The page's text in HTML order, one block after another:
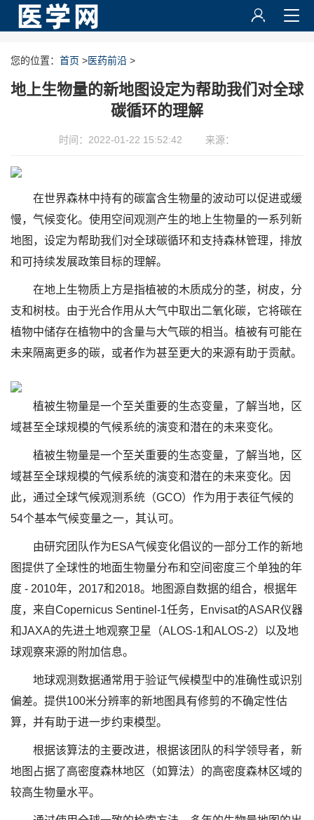
您的位置： 首页 >医药前沿 >
地上生物量的新地图设定为帮助我们对全球
碳循环的理解
时间：2022-01-22 15:52:42 来源：
在世界森林中持有的碳富含生物量的波动可以促进或缓
慢，气候变化。使用空间观测产生的地上生物量的一系列新
地图，设定为帮助我们对全球碳循环和支持森林管理，排放
和可持续发展政策目标的理解。
在地上生物质上方是指植被的木质成分的茎，树皮，分
支和树枝。由于光合作用从大气中取出二氧化碳，它将碳在
植物中储存在植物中的含量与大气碳的相当。植被有可能在
未来隔离更多的碳，或者作为甚至更大的来源有助于贡献。
植被生物量是一个至关重要的生态变量，了解当地，区
域甚至全球规模的气候系统的演变和潜在的未来变化。
植被生物量是一个至关重要的生态变量，了解当地，区
域甚至全球规模的气候系统的演变和潜在的未来变化。因
此，通过全球气候观测系统（GCO）作为用于表征气候的
54个基本气候变量之一，其认可。
由研究团队作为ESA气候变化倡议的一部分工作的新地
图提供了全球性的地面生物量分布和空间密度三个单独的年
度 - 2010年，2017和2018。地图源自数据的组合，根据年
度，来自Copernicus Sentinel-1任务，Envisat的ASAR仪器
和JAXA的先进土地观察卫星（ALOS-1和ALOS-2）以及地
球观察来源的附加信息。
地球观测数据通常用于验证气候模型中的准确性或识别
偏差。提供100米分辨率的新地图具有修剪的不确定性估
算，并有助于进一步约束模型。
根据该算法的主要改进，根据该团队的科学领导者，新
地图占据了高密度森林地区（如算法）的高密度森林区域的
较高生物量水平。